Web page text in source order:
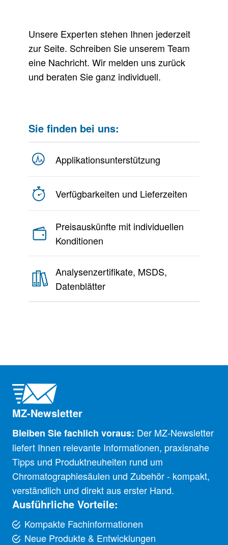
Unsere Experten stehen Ihnen jederzeit
zur Seite. Schreiben Sie unserem Team
eine Nachricht. Wir melden uns zurück
und beraten Sie ganz individuell.
Sie finden bei uns:
Applikationsunterstützung
Verfügbarkeiten und Lieferzeiten
Preisauskünfte mit individuellen
Konditionen
Analysenzertifikate, MSDS,
Datenblätter
MZ-Newsletter
Bleiben Sie fachlich voraus: Der MZ-Newsletter
liefert Ihnen relevante Informationen, praxisnahe
Tipps und Produktneuheiten rund um
Chromatographiesäulen und Zubehör - kompakt,
verständlich und direkt aus erster Hand.
Ausführliche Vorteile:
Kompakte Fachinformationen
Neue Produkte & Entwicklungen